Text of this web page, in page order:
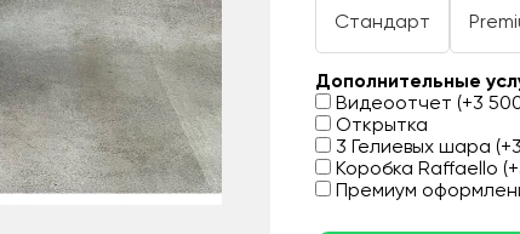
Стандарт
Дополнительные
Видеоотчет (+3
Открытка
3 Гелиевых шара
Коробка Raffaello
Премиум